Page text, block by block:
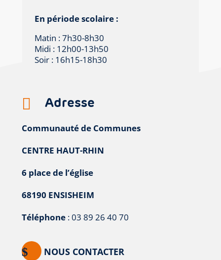
En période scolaire :
Matin : 7h30-8h30
Midi : 12h00-13h50
Soir : 16h15-18h30
 Adresse
Communauté de Communes
CENTRE HAUT-RHIN
6 place de l’église
68190 ENSISHEIM
Téléphone: 03 89 26 40 70
NOUS CONTACTER